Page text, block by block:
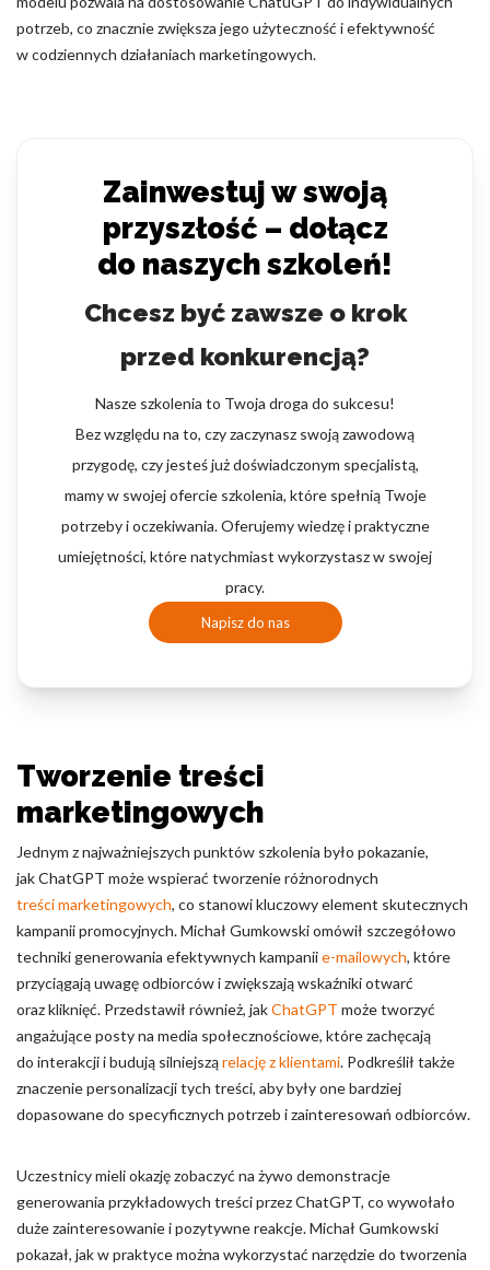
potrzeb, co znacznie zwiększa jego użyteczność i efektywność
w codziennych działaniach marketingowych.
Zainwestuj w swoją
przyszłość – dołącz
do naszych szkoleń!
Chcesz być zawsze o krok
przed konkurencją?
Nasze szkolenia to Twoja droga do sukcesu!
Bez względu na to, czy zaczynasz swoją zawodową
przygodę, czy jesteś już doświadczonym specjalistą,
mamy w swojej ofercie szkolenia, które spełnią Twoje
potrzeby i oczekiwania. Oferujemy wiedzę i praktyczne
umiejętności, które natychmiast wykorzystasz w swojej
pracy.
Napisz do nas
Tworzenie treści
marketingowych
Jednym z najważniejszych punktów szkolenia było pokazanie,
jak ChatGPT może wspierać tworzenie różnorodnych
treści marketingowych, co stanowi kluczowy element skutecznych
kampanii promocyjnych. Michał Gumkowski omówił szczegółowo
techniki generowania efektywnych kampaniie-mailowych, które
przyciągają uwagę odbiorców i zwiększają wskaźniki otwarć
oraz kliknięć. Przedstawił również, jakChatGPT może tworzyć
angażujące posty na media społecznościowe, które zachęcają
do interakcji i budują silniejsząrelację z klientami. Podkreślił także
znaczenie personalizacji tych treści, aby były one bardziej
dopasowane do specyficznych potrzeb i zainteresowań odbiorców.
Uczestnicy mieli okazję zobaczyć na żywo demonstracje
generowania przykładowych treści przez ChatGPT, co wywołało
duże zainteresowanie i pozytywne reakcje. Michał Gumkowski
pokazał, jak w praktyce można wykorzystać narzędzie do tworzenia